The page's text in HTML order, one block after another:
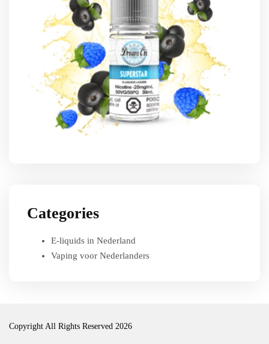
Categories
E-liquids in Nederland
Vaping voor Nederlanders
Copyright All Rights Reserved 2026